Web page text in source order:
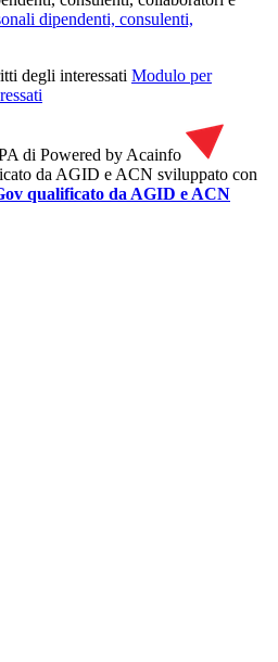
dipendenti, consulenti,
degli interessati Modulo per
di Powered by Acainfo
da AGID e ACN sviluppato con
qualificato da AGID e ACN